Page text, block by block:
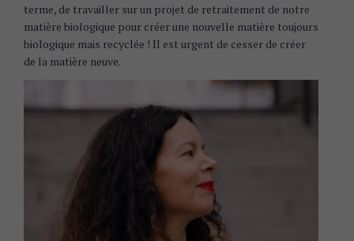
terme, de travailler sur un projet de retraitement de notre
matière biologique pour créer une nouvelle matière toujours
biologique mais recyclée ! Il est urgent de cesser de créer
de la matière neuve.